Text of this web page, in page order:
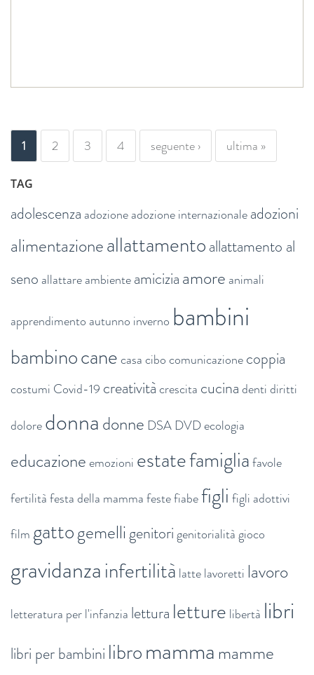
PAGINE
1 2 3 4 seguente › ultima »
TAG
adolescenza adozioneadozione internazionaleadozioni
alimentazioneallattamentoallattamento al
seno allattareambienteamiciziaamore animali
apprendimento autunno inverno bambini
bambinocanecasacibocomunicazionecoppia
costumi Covid-19 creativitàcrescita cucinadentidiritti
doloredonnadonne DSA DVDecologia
educazioneemozioni estatefamigliafavole
fertilitàfesta della mammafestefiabefigli figli adottivi
film gattogemelligenitorigenitorialitàgioco
gravidanzainfertilità lattelavoretti lavoro
letteratura per l'infanzia lettura letture libertà libri
libri per bambini libromamma mamme